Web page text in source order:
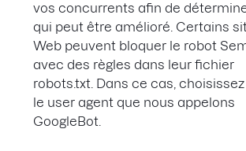
vos concurrents afin de
qui peut être amélioré. Certains
Web peuvent bloquer le robot
avec des règles dans leur fichier
robots.txt. Dans ce cas,
le user agent que nous appelons
GoogleBot.